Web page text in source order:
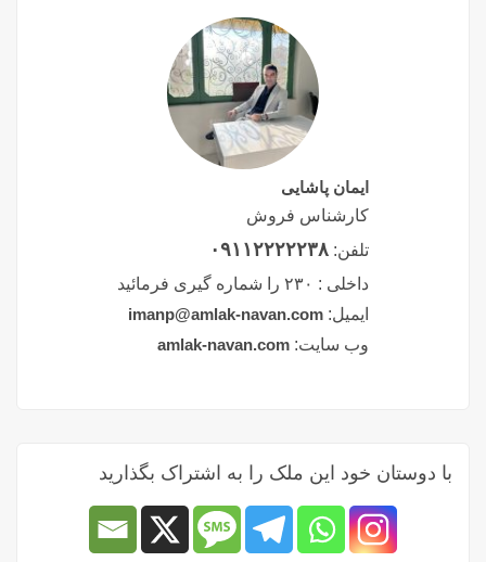
ایمان پاشایی
کارشناس فروش
تلفن: ۰۹۱۱۲۲۲۲۲۳۸
داخلی : ۲۳۰ را شماره گیری فرمائید
ایمیل: imanp@amlak-navan.com
وب سایت: amlak-navan.com
با دوستان خود این ملک را به اشتراک بگذارید